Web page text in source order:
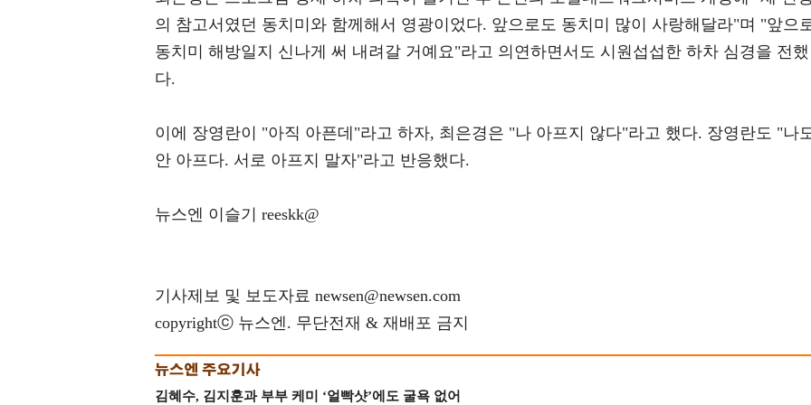
의 참고서였던 동치미와 함께해서 영광이었다. 앞으로도 동치미 많이 사랑해달라"며 "앞으
동치미 해방일지 신나게 써 내려갈 거예요"라고 의연하면서도 시원섭섭한 하차 심경을 전했
다.
이에 장영란이 "아직 아픈데"라고 하자, 최은경은 "나 아프지 않다"라고 했다. 장영란도 "나
안 아프다. 서로 아프지 말자"라고 반응했다.
뉴스엔 이슬기 reeskk@
기사제보 및 보도자료 newsen@newsen.com
copyrightⓒ 뉴스엔. 무단전재 & 재배포 금지
김혜수, 김지훈과 부부 케미 ‘얼빡샷’에도 굴욕 없어